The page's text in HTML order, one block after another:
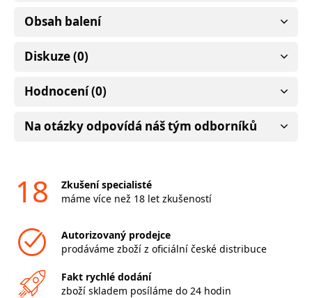
Obsah balení
Diskuze (0)
Hodnocení (0)
Na otázky odpovídá náš tým odborníků
18
Zkušení specialisté
máme více než 18 let zkušeností
Autorizovaný prodejce
prodáváme zboží z oficiální české distribuce
Fakt rychlé dodání
zboží skladem posíláme do 24 hodin